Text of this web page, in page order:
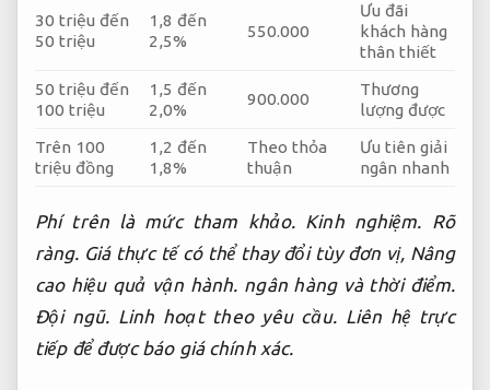
30 triệu đến
50 triệu
1,8 đến
2,5%
550.000
Ưu đãi
khách hàng
thân thiết
50 triệu đến
100 triệu
1,5 đến
2,0%
900.000
Thương
lượng được
Trên 100
triệu đồng
1,2 đến
1,8%
Theo thỏa
thuận
Ưu tiên giải
ngân nhanh
Phí trên là mức tham khảo. Kinh nghiệm. Rõ
ràng. Giá thực tế có thể thay đổi tùy đơn vị, Nâng
cao hiệu quả vận hành. ngân hàng và thời điểm.
Đội ngũ. Linh hoạt theo yêu cầu.Liên hệ trực
tiếp để được báo giá chính xác.